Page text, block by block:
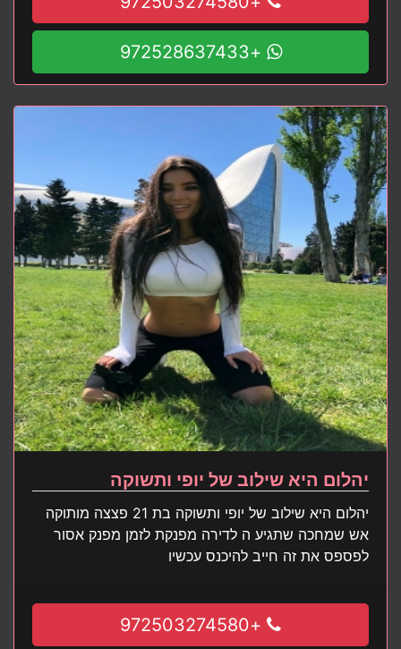
+972528637433
יהלום היא שילוב של יופי ותשוקה
יהלום היא שילוב של יופי ותשוקה בת 21 פצצה מותוקה
אש שמחכה שתגיע ה לדירה מפנקת לזמן מפנק אסור
לפספס את זה חייב להיכנס עכשיו
+972503274580